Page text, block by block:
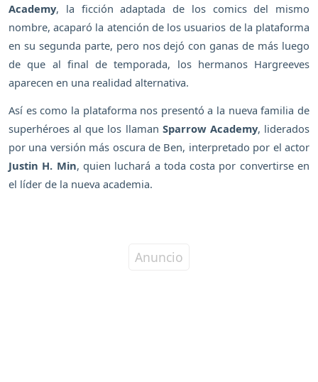
Academy, la ficción adaptada de los comics del mismo
nombre, acaparó la atención de los usuarios de la plataforma
en su segunda parte, pero nos dejó con ganas de más luego
de que al final de temporada, los hermanos Hargreeves
aparecen en una realidad alternativa.
Así es como la plataforma nos presentó a la nueva familia de
superhéroes al que los llaman Sparrow Academy, liderados
por una versión más oscura de Ben, interpretado por el actor
Justin H. Min, quien luchará a toda costa por convertirse en
el líder de la nueva academia.